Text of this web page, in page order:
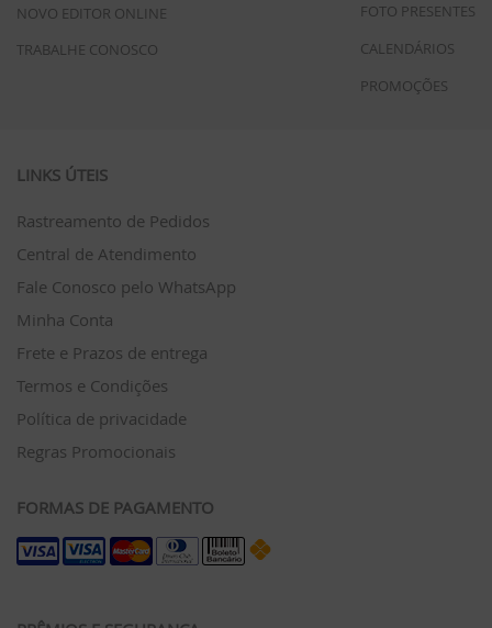
NOVO EDITOR ONLINE
TRABALHE CONOSCO
FOTO PRESENTES
CALENDÁRIOS
PROMOÇÕES
LINKS ÚTEIS
Rastreamento de Pedidos
Central de Atendimento
Fale Conosco pelo WhatsApp
Minha Conta
Frete e Prazos de entrega
Termos e Condições
Política de privacidade
Regras Promocionais
FORMAS DE PAGAMENTO